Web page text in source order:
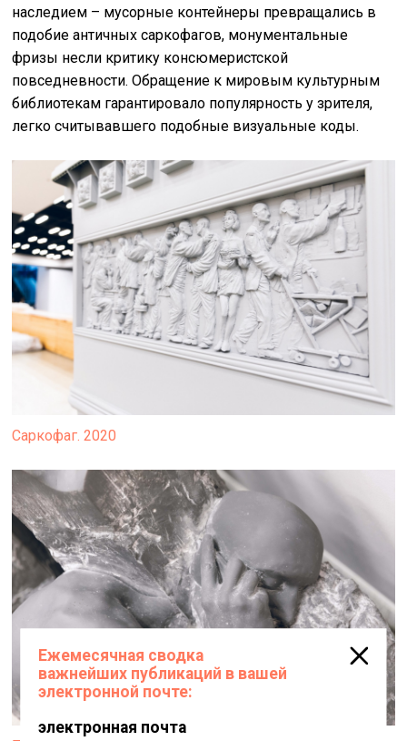
наследием – мусорные контейнеры превращались в
подобие античных саркофагов, монументальные
фризы несли критику консюмеристской
повседневности. Обращение к мировым культурным
библиотекам гарантировало популярность у зрителя,
легко считывавшего подобные визуальные коды.
Саркофаг. 2020